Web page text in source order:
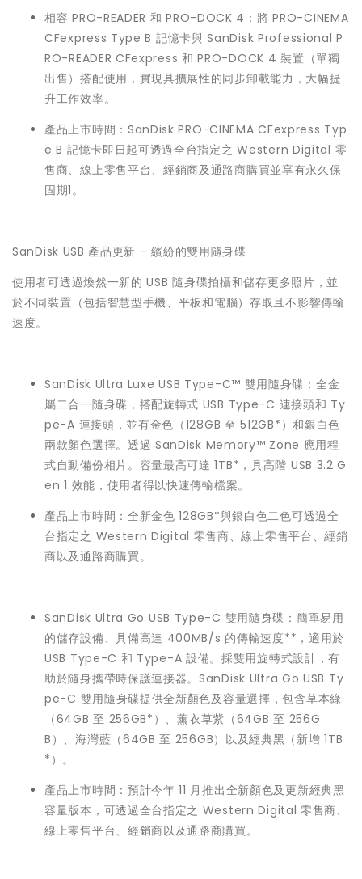
相容 PRO-READER 和 PRO-DOCK 4：將 PRO-CINEMA
CFexpress Type B 記憶卡與 SanDisk Professional P
RO-READER CFexpress 和 PRO-DOCK 4 裝置（單獨
出售）搭配使用，實現具擴展性的同步卸載能力，大幅提
升工作效率。
產品上市時間：SanDisk PRO-CINEMA CFexpress Typ
e B 記憶卡即日起可透過全台指定之 Western Digital 零
售商、線上零售平台、經銷商及通路商購買並享有永久保
固期1。
SanDisk USB 產品更新 – 繽紛的雙用隨身碟
使用者可透過煥然一新的 USB 隨身碟拍攝和儲存更多照片，並
於不同裝置（包括智慧型手機、平板和電腦）存取且不影響傳輸
速度。
SanDisk Ultra Luxe USB Type-C™ 雙用隨身碟：全金
屬二合一隨身碟，搭配旋轉式 USB Type-C 連接頭和 Ty
pe-A 連接頭，並有金色（128GB 至 512GB*）和銀白色
兩款顏色選擇。透過 SanDisk Memory™ Zone 應用程
式自動備份相片。容量最高可達 1TB*，具高階 USB 3.2 G
en 1 效能，使用者得以快速傳輸檔案。
產品上市時間：全新金色 128GB*與銀白色二色可透過全
台指定之 Western Digital 零售商、線上零售平台、經銷
商以及通路商購買。
SanDisk Ultra Go USB Type-C 雙用隨身碟：簡單易用
的儲存設備、具備高達 400MB/s 的傳輸速度**，適用於
USB Type-C 和 Type-A 設備。採雙用旋轉式設計，有
助於隨身攜帶時保護連接器。SanDisk Ultra Go USB Ty
pe-C 雙用隨身碟提供全新顏色及容量選擇，包含草本綠
（64GB 至 256GB*）、薰衣草紫（64GB 至 256G
B）、海灣藍（64GB 至 256GB）以及經典黑（新增 1TB
*）。
產品上市時間：預計今年 11 月推出全新顏色及更新經典黑
容量版本，可透過全台指定之 Western Digital 零售商、
線上零售平台、經銷商以及通路商購買。